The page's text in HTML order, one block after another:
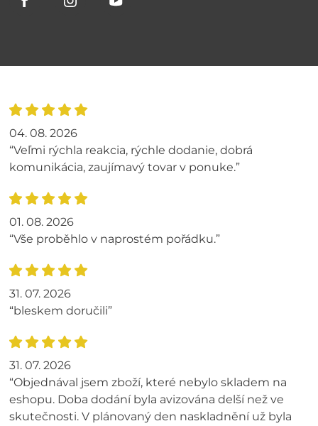
04. 08. 2026
“Veľmi rýchla reakcia, rýchle dodanie, dobrá
komunikácia, zaujímavý tovar v ponuke.”
01. 08. 2026
“Vše proběhlo v naprostém pořádku.”
31. 07. 2026
“bleskem doručili”
31. 07. 2026
“Objednával jsem zboží, které nebylo skladem na
eshopu. Doba dodání byla avizována delší než ve
skutečnosti. V plánovaný den naskladnění už byla